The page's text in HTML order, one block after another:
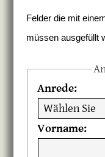
Felder die mit
müssen ausgefüllt
Anrede:
Vorname: